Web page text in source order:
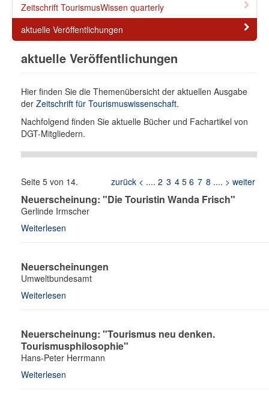
Zeitschrift TourismusWissen quarterly
aktuelle Veröffentlichungen
aktuelle Veröffentlichungen
Hier finden Sie die Themenübersicht der aktuellen Ausgabe
der Zeitschrift für Tourismuswissenschaft.
Nachfolgend finden Sie aktuelle Bücher und Fachartikel von
DGT-Mitgliedern.
Seite 5 von 14. zurück < .... 2 3 4 5 6 7 8 .... > weiter
Neuerscheinung: "Die Touristin Wanda Frisch"
Gerlinde Irmscher
Weiterlesen
Neuerscheinungen
Umweltbundesamt
Weiterlesen
Neuerscheinung: "Tourismus neu denken.
Tourismusphilosophie"
Hans-Peter Herrmann
Weiterlesen